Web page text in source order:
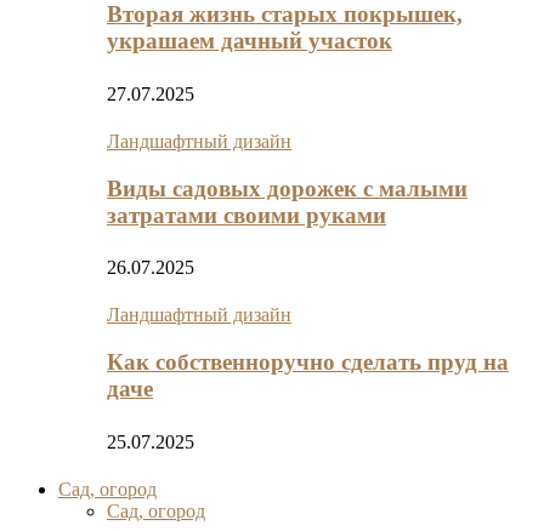
Вторая жизнь старых покрышек,
украшаем дачный участок
27.07.2025
Ландшафтный дизайн
Виды садовых дорожек с малыми
затратами своими руками
26.07.2025
Ландшафтный дизайн
Как собственноручно сделать пруд на
даче
25.07.2025
Сад, огород
Сад, огород